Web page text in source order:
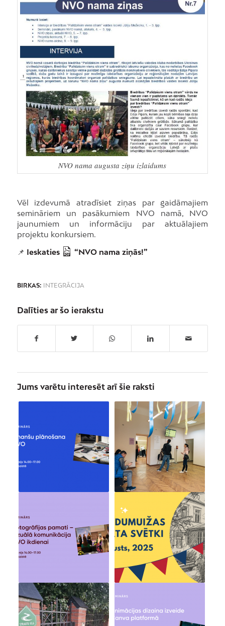
NVO nama augusta ziņu izlaidums
Vēl izdevumā atradīsiet ziņas par gaidāmajiem
semināriem un pasākumiem NVO namā, NVO
jaunumiem un informāciju par aktuālajiem
projektu konkursiem.
📌 Ieskaties “NVO nama ziņās!”
BIRKAS: INTEGRĀCIJA
Dalīties ar šo ierakstu
Jums varētu interesēt arī šie raksti